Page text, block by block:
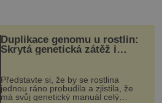
Duplikace genomu u rostlin:
Skrytá genetická zátěž i
Představte si, že by se rostlina
jednou ráno probudila a zjistila, že
má svůj genetický manuál celý